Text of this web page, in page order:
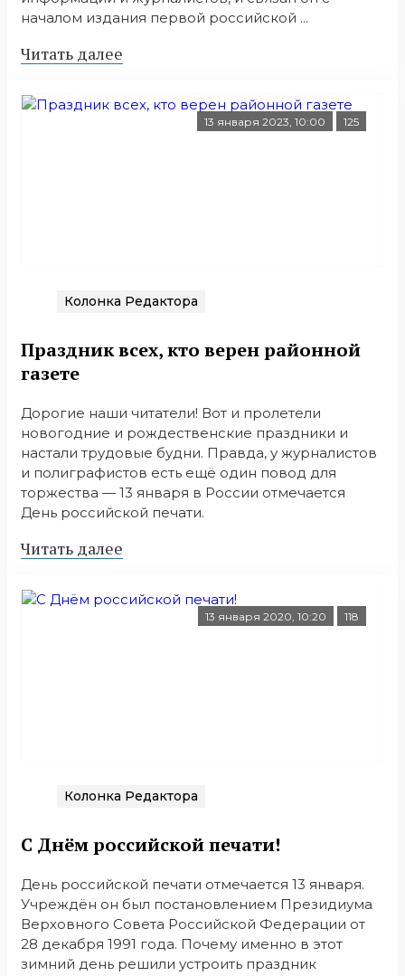
началом издания первой российской ...
Читать далее
13 января 2023, 10:00 125
Колонка Редактора
Праздник всех, кто верен районной
газете
Дорогие наши читатели! Вот и пролетели
новогодние и рождественские праздники и
настали трудовые будни. Правда, у журналистов
и полиграфистов есть ещё один повод для
торжества — 13 января в России отмечается
День российской печати.
Читать далее
13 января 2020, 10:20 118
Колонка Редактора
С Днём российской печати!
День российской печати отмечается 13 января.
Учреждён он был постановлением Президиума
Верховного Совета Российской Федерации от
28 декабря 1991 года. Почему именно в этот
зимний день решили устроить праздник